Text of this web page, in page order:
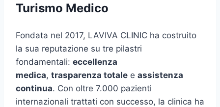
Turismo Medico
Fondata nel 2017, LAVIVA CLINIC ha costruito
la sua reputazione su tre pilastri
fondamentali: eccellenza
medica, trasparenza totale e assistenza
continua. Con oltre 7.000 pazienti
internazionali trattati con successo, la clinica ha